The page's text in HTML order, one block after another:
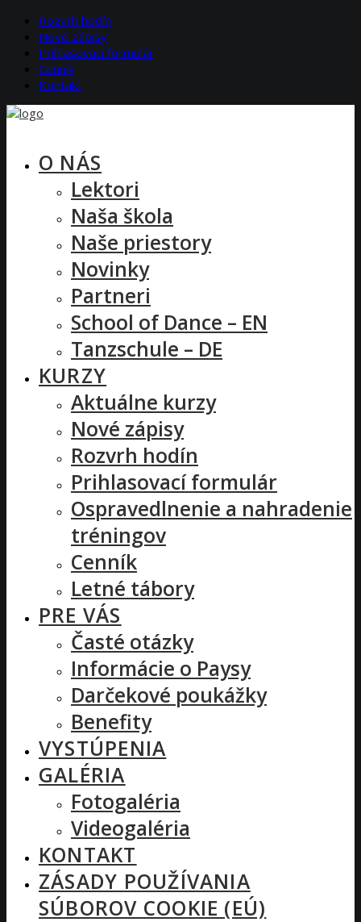
Rozvrh hodín
Nové zápisy
Prihlasovací formulár
Cenník
Kontakt
O NÁS
Lektori
Naša škola
Naše priestory
Novinky
Partneri
School of Dance – EN
Tanzschule – DE
KURZY
Aktuálne kurzy
Nové zápisy
Rozvrh hodín
Prihlasovací formulár
Ospravedlnenie a nahradenie
tréningov
Cenník
Letné tábory
PRE VÁS
Časté otázky
Informácie o Paysy
Darčekové poukážky
Benefity
VYSTÚPENIA
GALÉRIA
Fotogaléria
Videogaléria
KONTAKT
ZÁSADY POUŽÍVANIA
SÚBOROV COOKIE (EÚ)